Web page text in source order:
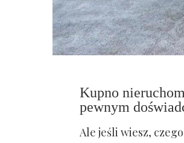
Kupno
pewnym
Ale jeśli wiesz,